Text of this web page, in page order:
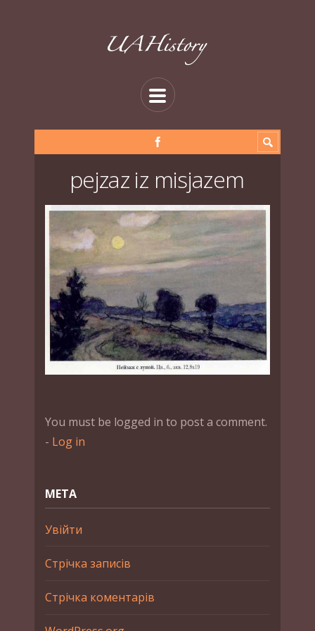
pejzaz iz misjazem
You must be logged in to post a comment.
- Log in
МЕТА
Увійти
Стрічка записів
Стрічка коментарів